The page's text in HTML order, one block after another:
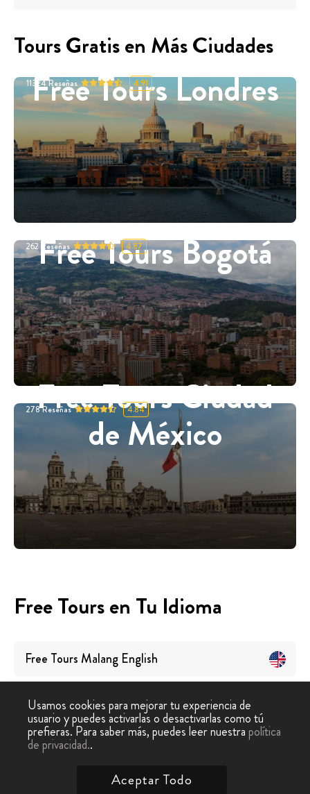
Tours Gratis en Más Ciudades
Free Tours Londres
11324Reseñas 4.91
Free Tours Bogotá
262 Reseñas 4.87
Free Tours Ciudad
de México
278Reseñas 4.84
Free Tours en Tu Idioma
Free Tours Malang English
Free Tour › Malang
Usamos cookies para mejorar tu experiencia de
usuario y puedes activarlas o desactivarlas como tú
prefieras. Para saber más, puedes leer nuestrapolítica
de privacidad..
Aceptar Todo